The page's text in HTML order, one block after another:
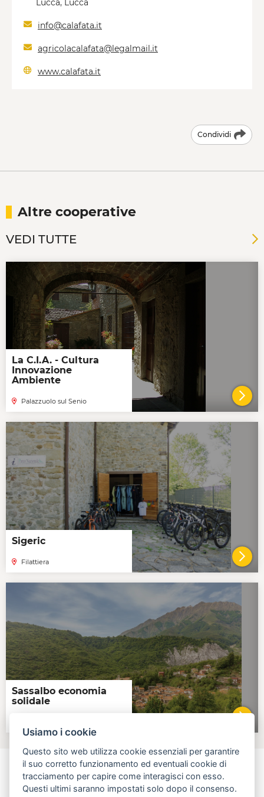
Lucca, Lucca
info@calafata.it
agricolacalafata@legalmail.it
www.calafata.it
Condividi
Altre cooperative
VEDI TUTTE
La C.I.A. - Cultura
Innovazione
Ambiente
Palazzuolo sul Senio VAI
Sigeric
Filattiera VAI
Sassalbo economia
solidale
aperta, innovativa, online
Usiamo i cookie
Questo sito web utilizza cookie essenziali per garantire
il suo corretto funzionamento ed eventuali cookie di
tracciamento per capire come interagisci con esso.
Questi ultimi saranno impostati solo dopo il consenso.